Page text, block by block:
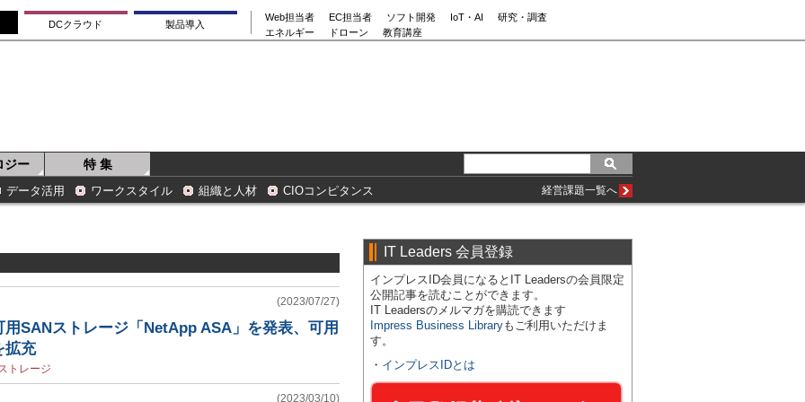
DCクラウド 製品導入
Web担当者 EC担当者 ソフト開発 IoT・AI
研究・調査
エネルギー
ドローン 教育講座
ジー 特 集
データ活用 ワークスタイル 組織と人材 CIOコンピタンス 経営課題一覧へ
(2023/07/27)
SANストレージ「NetApp ASA」を発表、可用
拡充
トレージ
(2023/03/10)
IT Leaders 会員登録
インプレスID会員になるとIT Leadersの会員限定
公開記事を読むことができます。
IT Leadersのメルマガを購読できます
Impress Business Libraryもご利用いただけま
す。
・ インプレスIDとは